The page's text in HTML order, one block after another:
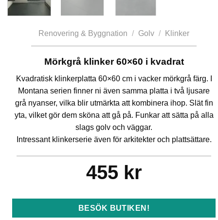
Renovering & Byggnation / Golv / Klinker
Mörkgrå klinker 60×60 i kvadrat
Kvadratisk klinkerplatta 60×60 cm i vacker mörkgrå färg. I
Montana serien finner ni även samma platta i två ljusare
grå nyanser, vilka blir utmärkta att kombinera ihop. Slät fin
yta, vilket gör dem sköna att gå på. Funkar att sätta på alla
slags golv och väggar.
Intressant klinkerserie även för arkitekter och plattsättare.
455 kr
BESÖK BUTIKEN!